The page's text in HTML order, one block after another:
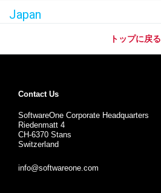
Japan
トップに戻る
Contact Us
SoftwareOne Corporate Headquarters
Riedenmatt 4
CH-6370 Stans
Switzerland
info@softwareone.com